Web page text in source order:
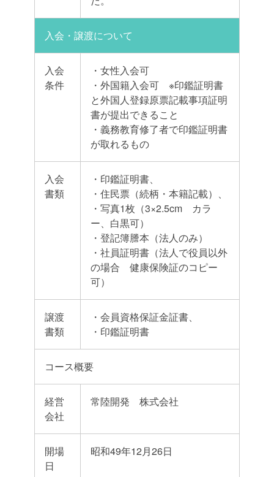
入会・譲渡について
入会
条件
・女性入会可
・外国籍入会可 ※印鑑証明書
と外国人登録原票記載事項証明
書が提出できること
・義務教育修了者で印鑑証明書
が取れるもの
入会
書類
・印鑑証明書、
・住民票（続柄・本籍記載）、
・写真1枚（3×2.5cm カラ
ー、白黒可）
・登記簿謄本（法人のみ）
・社員証明書（法人で役員以外
の場合 健康保険証のコピー
可）
譲渡
書類
・会員資格保証金証書、
・印鑑証明書
コース概要
経営
会社
常陸開発 株式会社
開場
日
昭和49年12月26日